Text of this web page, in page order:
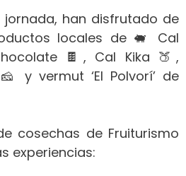
jornada, han disfrutado de
locales de 🐖 Cal
🍫, Cal Kika 🍑,
y vermut ‘El Polvorí’ de
cosechas de Fruiturismo
experiencias: